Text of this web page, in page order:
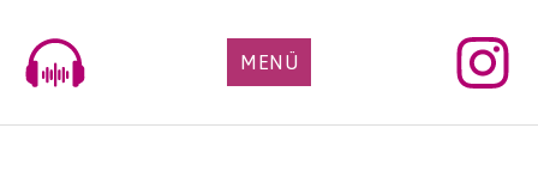
content
MENÜ